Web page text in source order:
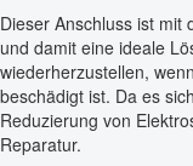
Dieser Anschluss ist mit
und damit eine ideale
wiederherzustellen,
beschädigt ist. Da es
Reduzierung von
Reparatur.